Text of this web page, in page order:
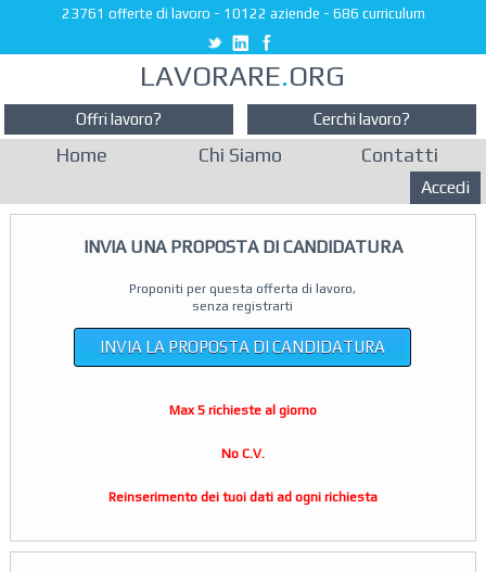
23761 offerte di lavoro - 10122 aziende - 686 curriculum
LAVORARE.ORG
Offri lavoro? Cerchi lavoro?
Home Chi Siamo Contatti
Accedi
INVIA UNA PROPOSTA DI CANDIDATURA
Proponiti per questa offerta di lavoro,
senza registrarti
INVIA LA PROPOSTA DI CANDIDATURA
Max 5 richieste al giorno
No C.V.
Reinserimento dei tuoi dati ad ogni richiesta